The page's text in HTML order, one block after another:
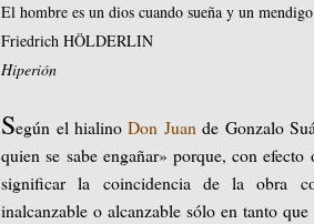
El hombre es un dios cuando sueña y un
Friedrich HÖLDERLIN
Hiperión
Según el hialinoDon Juande Gonzalo
quien se sabe engañar» porque, con
significar la coincidencia de la obra
inalcanzable o alcanzable sólo en tanto